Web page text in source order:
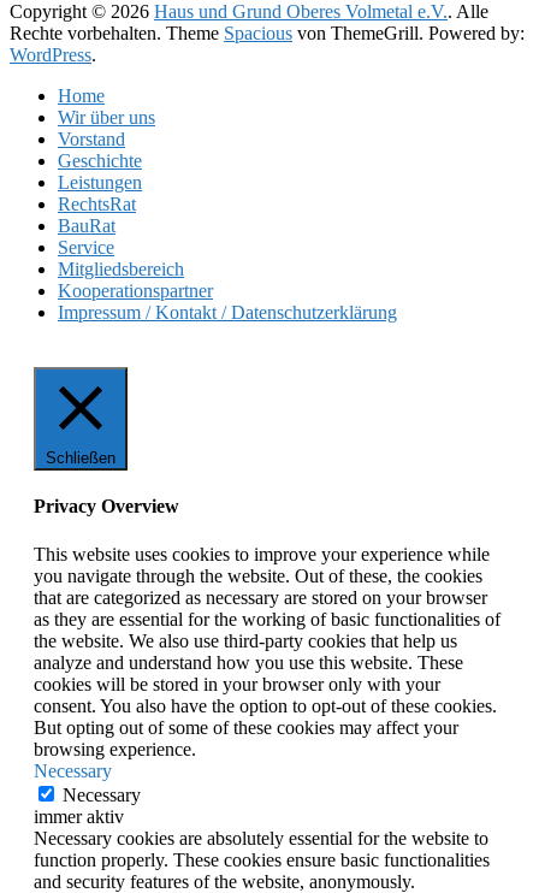
Copyright © 2026 Haus und Grund Oberes Volmetal e.V.. Alle
Rechte vorbehalten. Theme Spacious von ThemeGrill. Powered by:
WordPress.
Home
Wir über uns
Vorstand
Geschichte
Leistungen
RechtsRat
BauRat
Service
Mitgliedsbereich
Kooperationspartner
Impressum / Kontakt / Datenschutzerklärung
Schließen
Privacy Overview
This website uses cookies to improve your experience while
you navigate through the website. Out of these, the cookies
that are categorized as necessary are stored on your browser
as they are essential for the working of basic functionalities of
the website. We also use third-party cookies that help us
analyze and understand how you use this website. These
cookies will be stored in your browser only with your
consent. You also have the option to opt-out of these cookies.
But opting out of some of these cookies may affect your
browsing experience.
Necessary
Necessary
immer aktiv
Necessary cookies are absolutely essential for the website to
function properly. These cookies ensure basic functionalities
and security features of the website, anonymously.